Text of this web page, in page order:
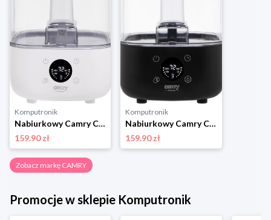
Komputronik
Nabiurkowy Camry CR 7973w biały
159.90 zł
Komputronik
Nabiurkowy Camry CR 7973b czarny
159.90 zł
Zobacz markę CAMRY
Promocje w sklepie Komputronik